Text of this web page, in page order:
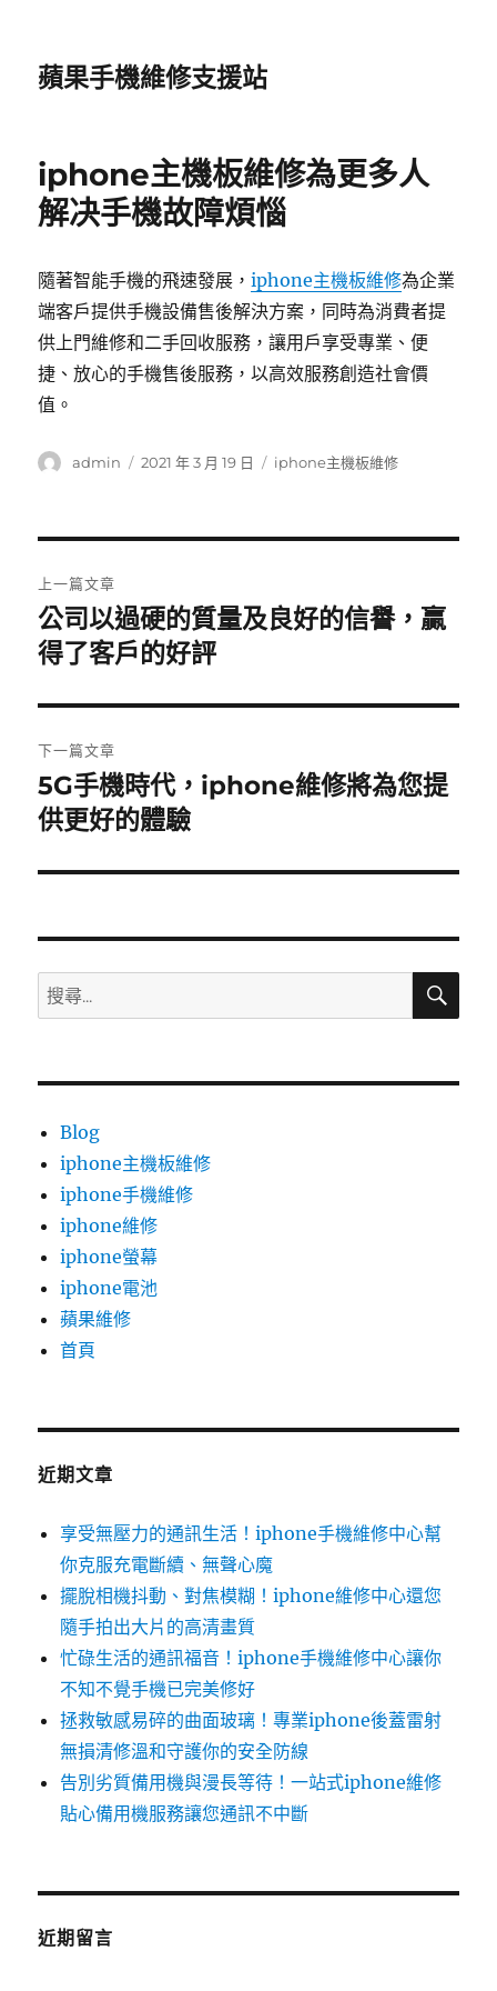
蘋果手機維修支援站
iphone主機板維修為更多人
解决手機故障煩惱
隨著智能手機的飛速發展，iphone主機板維修為企業
端客戶提供手機設備售後解決方案，同時為消費者提
供上門維修和二手回收服務，讓用戶享受專業、便
捷、放心的手機售後服務，以高效服務創造社會價
值。
作
admin
發
2021 年 3 月 19 日
分
iphone主機板維修
章
導
覽
上一篇文章
上
一
文
章:
公司以過硬的質量及良好的信譽，贏
得了客戶的好評
下一篇文章
下
一
文
5G手機時代，iphone維修將為您提
供更好的體驗
搜
尋
鍵
搜
Blog
iphone主機板維修
iphone手機維修
iphone維修
iphone螢幕
iphone電池
蘋果維修
首頁
近期文章
享受無壓力的通訊生活！iphone手機維修中心幫
你克服充電斷續、無聲心魔
擺脫相機抖動、對焦模糊！iphone維修中心還您
隨手拍出大片的高清畫質
忙碌生活的通訊福音！iphone手機維修中心讓你
不知不覺手機已完美修好
拯救敏感易碎的曲面玻璃！專業iphone後蓋雷射
無損清修溫和守護你的安全防線
告別劣質備用機與漫長等待！一站式iphone維修
貼心備用機服務讓您通訊不中斷
近期留言